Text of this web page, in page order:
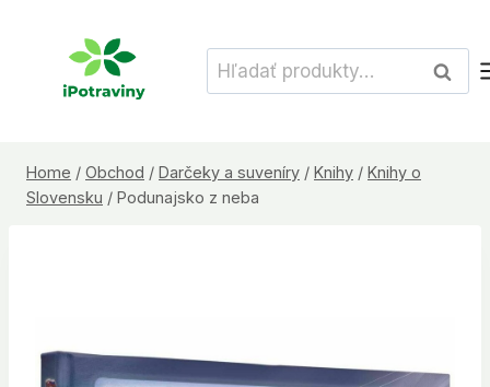
Hľadať:
Home / Obchod / Darčeky a suveníry / Knihy / Knihy o
Slovensku / Podunajsko z neba